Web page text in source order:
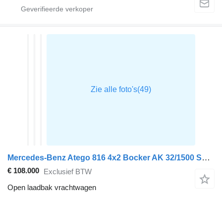
Mercedes-Benz Atego 816 4x2 Bocker AK 32/1500 SPS crane
€ 108.000 Exclusief BTW
Open laadbak vrachtwagen